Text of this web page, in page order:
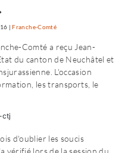
|Franche-Comté
Comté a reçu Jean-
du canton de Neuchâtel et
L'occasion
les transports, le
d'oublier les soucis
vérifié lors de la session du